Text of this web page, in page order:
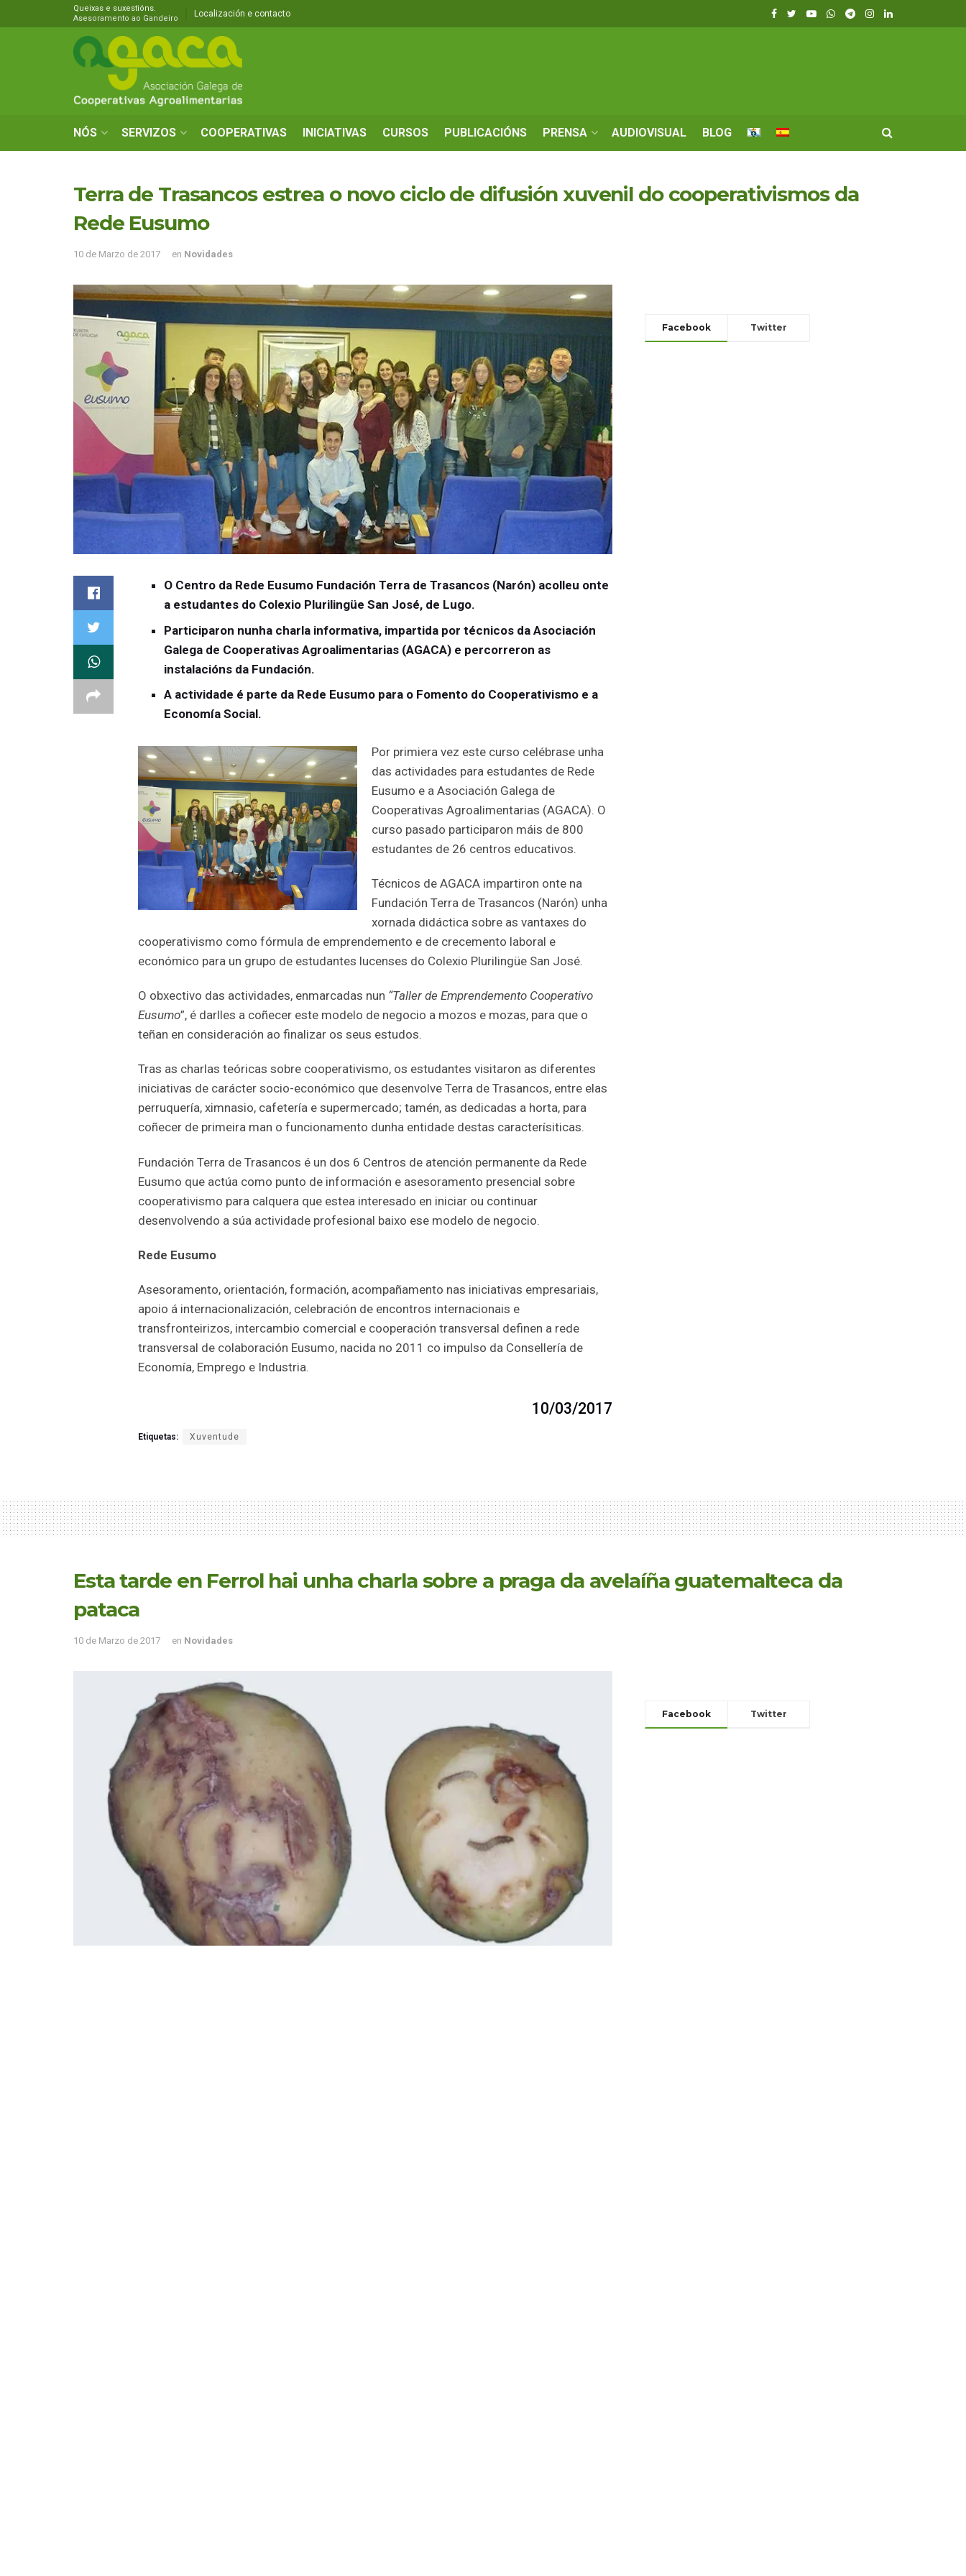
Queixas e suxestións.
Asesoramento ao Gandeiro
Localización e contacto
NÓS SERVIZOS COOPERATIVAS INICIATIVAS CURSOS PUBLICACIÓNS PRENSA AUDIOVISUAL BLOG
Terra de Trasancos estrea o novo ciclo de difusión xuvenil do cooperativismos da
Rede Eusumo
10 de Marzo de 2017 en Novidades
O Centro da Rede Eusumo Fundación Terra de Trasancos (Narón) acolleu onte
a estudantes do Colexio Plurilingüe San José, de Lugo.
Participaron nunha charla informativa, impartida por técnicos da Asociación
Galega de Cooperativas Agroalimentarias (AGACA) e percorreron as
instalacións da Fundación.
A actividade é parte da Rede Eusumo para o Fomento do Cooperativismo e a
Economía Social.
Por primiera vez este curso celébrase unha
das actividades para estudantes de Rede
Eusumo e a Asociación Galega de
Cooperativas Agroalimentarias (AGACA). O
curso pasado participaron máis de 800
estudantes de 26 centros educativos.
Técnicos de AGACA impartiron onte na
Fundación Terra de Trasancos (Narón) unha
xornada didáctica sobre as vantaxes do
cooperativismo como fórmula de emprendemento e de crecemento laboral e
económico para un grupo de estudantes lucenses do Colexio Plurilingüe San José.
O obxectivo das actividades, enmarcadas nun “Taller de Emprendemento Cooperativo
Eusumo”, é darlles a coñecer este modelo de negocio a mozos e mozas, para que o
teñan en consideración ao finalizar os seus estudos.
Tras as charlas teóricas sobre cooperativismo, os estudantes visitaron as diferentes
iniciativas de carácter socio-económico que desenvolve Terra de Trasancos, entre elas
perruquería, ximnasio, cafetería e supermercado; tamén, as dedicadas a horta, para
coñecer de primeira man o funcionamento dunha entidade destas caracterísiticas.
Fundación Terra de Trasancos é un dos 6 Centros de atención permanente da Rede
Eusumo que actúa como punto de información e asesoramento presencial sobre
cooperativismo para calquera que estea interesado en iniciar ou continuar
desenvolvendo a súa actividade profesional baixo ese modelo de negocio.
Rede Eusumo
Asesoramento, orientación, formación, acompañamento nas iniciativas empresariais,
apoio á internacionalización, celebración de encontros internacionais e
transfronteirizos, intercambio comercial e cooperación transversal definen a rede
transversal de colaboración Eusumo, nacida no 2011 co impulso da Consellería de
Economía, Emprego e Industria.
10/03/2017
Etiquetas: Xuventude
Facebook Twitter
Esta tarde en Ferrol hai unha charla sobre a praga da avelaíña guatemalteca da
pataca
10 de Marzo de 2017 en Novidades
Facebook Twitter